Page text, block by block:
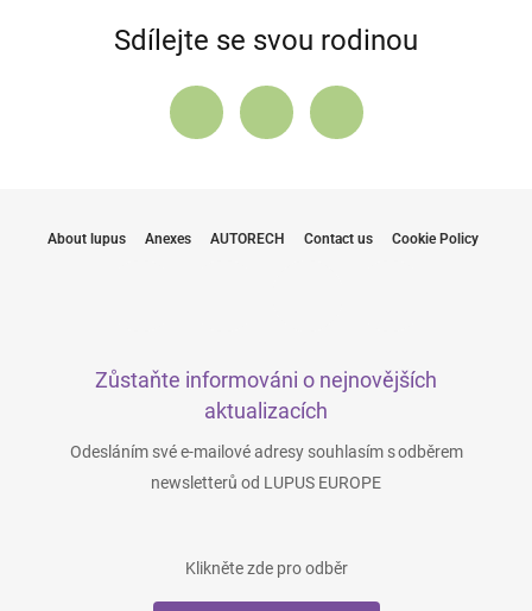
Sdílejte se svou rodinou
About lupus Anexes AUTORECH Contact us Cookie Policy
Zůstaňte informováni o nejnovějších
aktualizacích
Odesláním své e-mailové adresy souhlasím s odběrem
newsletterů od LUPUS EUROPE
Klikněte zde pro odběr